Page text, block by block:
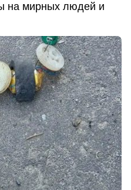
на мирных людей и